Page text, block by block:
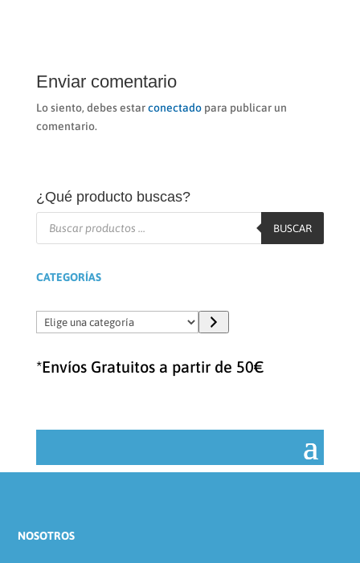
Enviar comentario
Lo siento, debes estarconectadopara publicar un
comentario.
¿Qué producto buscas?
Búsqueda
BUSCAR
CATEGORÍAS
Elige
una
*Envíos Gratuitos a partir de 50€
NOSOTROS